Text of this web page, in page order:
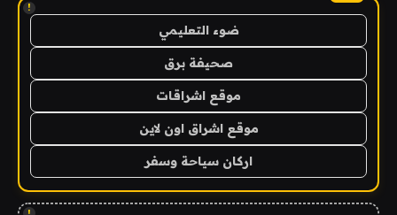
!
ضوء التعليمي
صحيفة برق
موقع اشراقات
موقع اشراق اون لاين
اركان سياحة وسفر